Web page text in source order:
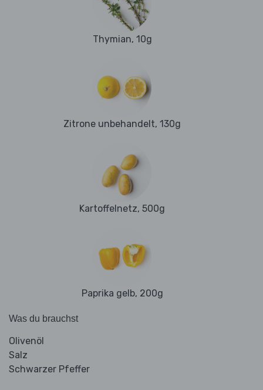
Thymian, 10g
Zitrone unbehandelt, 130g
Kartoffelnetz, 500g
Paprika gelb, 200g
Was du brauchst
Olivenöl
Salz
Schwarzer Pfeffer